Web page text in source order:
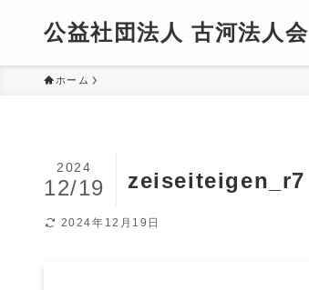
公益社団法人 古河法人会
ホーム
zeiseiteigen_r7
2024
12/19
2024年12月19日